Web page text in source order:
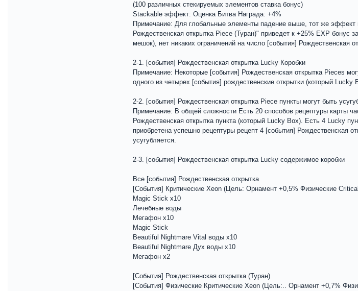
(100 различных стекируемых элементов ставка бонус)
Stackable эффект: Оценка Битва Награда: +4%
Примечание: Для глобальные элементы падение выше, тот же эффект
Рождественская открытка Piece (Туран)" приведет к +25% EXP
мешок), нет никаких ограничений на число [события] Рождественская
2-1. [события] Рождественская открытка Lucky Коробки
Примечание: Некоторые [события] Рождественская открытка Pieces
одного из четырех [события] рождественские открытки (который
2-2. [события] Рождественская открытка Piece пункты могут быть
Примечание: В общей сложности Есть 20 способов рецептуры карты
Рождественская открытка пункта (который Lucky Box). Есть 4 Lucky
приобретена успешно рецептуры рецепт 4 [события] Рождественская
усугубляется.
2-3. [события] Рождественская открытка Lucky содержимое коробки
Все [события] Рождественская открытка
[События] Критические Xeon (Цель: Орнамент +0,5% Физические
Magic Stick x10
Лечебные воды
Мегафон x10
Magic Stick
Beautiful Nightmare Vital воды x10
Beautiful Nightmare Дух воды x10
Мегафон x2
[События] Рождественская открытка (Туран)
[События] Физические Критические Xeon (Цель:.. Орнамент +0,7%